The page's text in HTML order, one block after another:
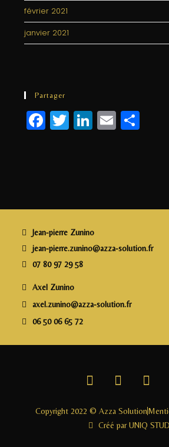
février 2021
janvier 2021
Partager
F
a
o
o
k
T
w
Li
n
n
E
m
e
Jean-pierre Zunino
jean-pierre.zunino@azza-solution.fr
07 80 97 29 58
Axel Zunino
axel.zunino@azza-solution.fr
06 50 06 65 72
Copyright 2022 © Azza Solution
Créé par UNIQ